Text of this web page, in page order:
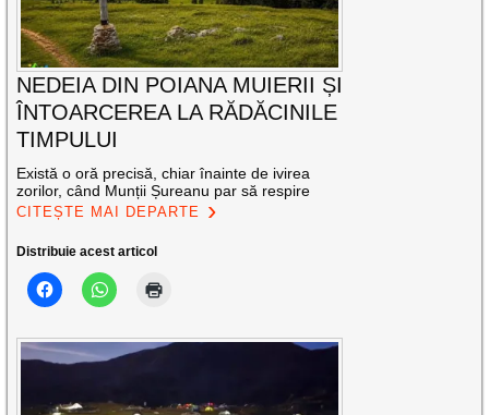
NEDEIA DIN POIANA MUIERII ȘI
ÎNTOARCEREA LA RĂDĂCINILE
TIMPULUI
Există o oră precisă, chiar înainte de ivirea
zorilor, când Munții Șureanu par să respire
CITEȘTE MAI DEPARTE
Distribuie acest articol